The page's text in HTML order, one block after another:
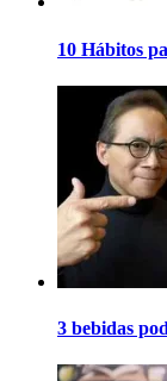
10 Hábitos
3 bebidas